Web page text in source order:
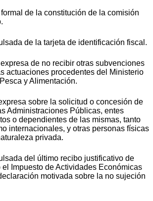
de la constitución de la comisión
de la tarjeta de identificación fiscal.
de no recibir otras subvenciones
actuaciones procedentes del Ministerio
y Alimentación.
sobre la solicitud o concesión de
Administraciones Públicas, entes
o dependientes de las mismas, tanto
internacionales, y otras personas físicas
privada.
del último recibo justificativo de
el Impuesto de Actividades Económicas
motivada sobre la no sujeción